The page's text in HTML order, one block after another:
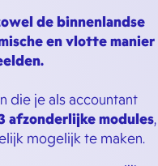
de binnenlandse
en vlotte manier
die je als accountant
afzonderlijke modules,
mogelijk te maken.